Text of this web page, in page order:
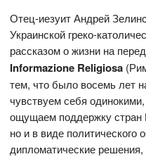
Отец-иезуит Андрей
Украинской греко-
рассказом о жизни на
Informazione Religiosa
тем, что было восемь лет
чувствуем себя
ощущаем поддержку
но и в виде политического
дипломатические